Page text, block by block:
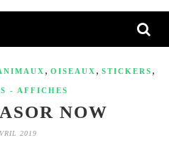
, OISEAUX , STICKERS ,
- AFFICHES
NOW
2019